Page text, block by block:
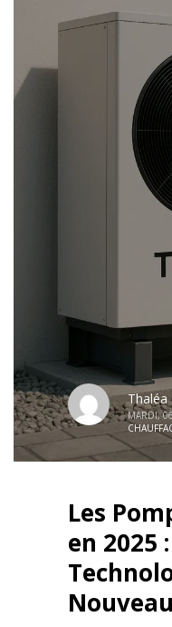
Thaléa
MARDI,
Les
en 2025